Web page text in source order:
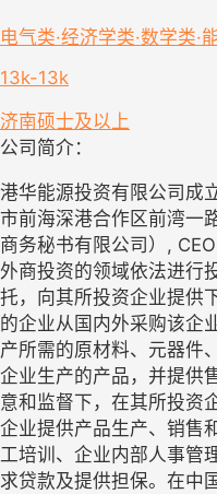
电气类·经济学类·数学类·
13k-13k
济南硕士及以上
公司简介：
港华能源投资有限公司成
市前海深港合作区前湾一
商务秘书有限公司）,
外商投资的领域依法进行
托，向其所投资企业提供
的企业从国内外采购该企
产所需的原材料、元器件
企业生产的产品，并提供
意和监督下，在其所投资
企业提供产品生产、销售
工培训、企业内部人事管
求贷款及提供担保。在中